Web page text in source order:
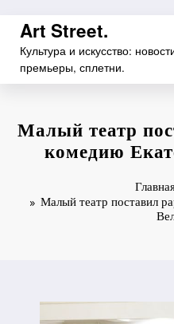
Перейти
содержимому
Art Street.
Культура и искусство:
премьеры, сплетни.
Малый театр
комедию
Малый театр поставил